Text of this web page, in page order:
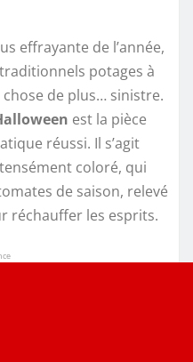
effrayante de l’année,
potages à
de plus… sinistre.
est la pièce
réussi. Il s’agit
coloré, qui
de saison, relevé
réchauffer les esprits.